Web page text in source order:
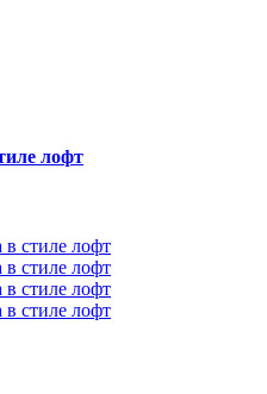
лофт
в стиле лофт
в стиле лофт
в стиле лофт
в стиле лофт